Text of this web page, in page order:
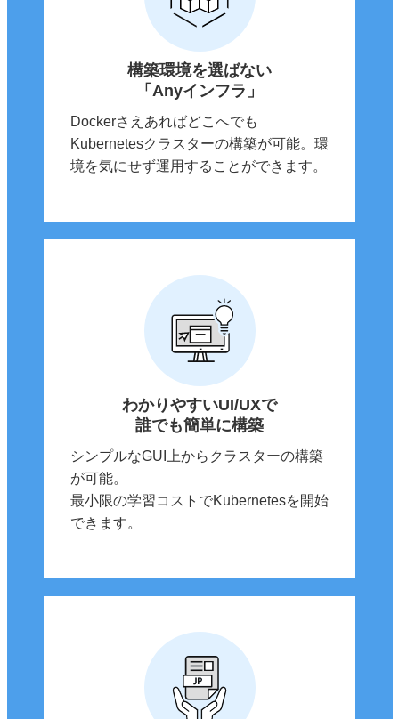
構築環境を選ばない
「Anyインフラ」
Dockerさえあればどこへでも
Kubernetesクラスターの構築が可能。環
境を気にせず運用することができます。
わかりやすいUI/UXで
誰でも簡単に構築
シンプルなGUI上からクラスターの構築
が可能。
最小限の学習コストでKubernetesを開始
できます。